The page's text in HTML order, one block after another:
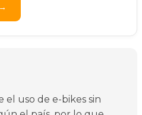
el uso de e-bikes sin